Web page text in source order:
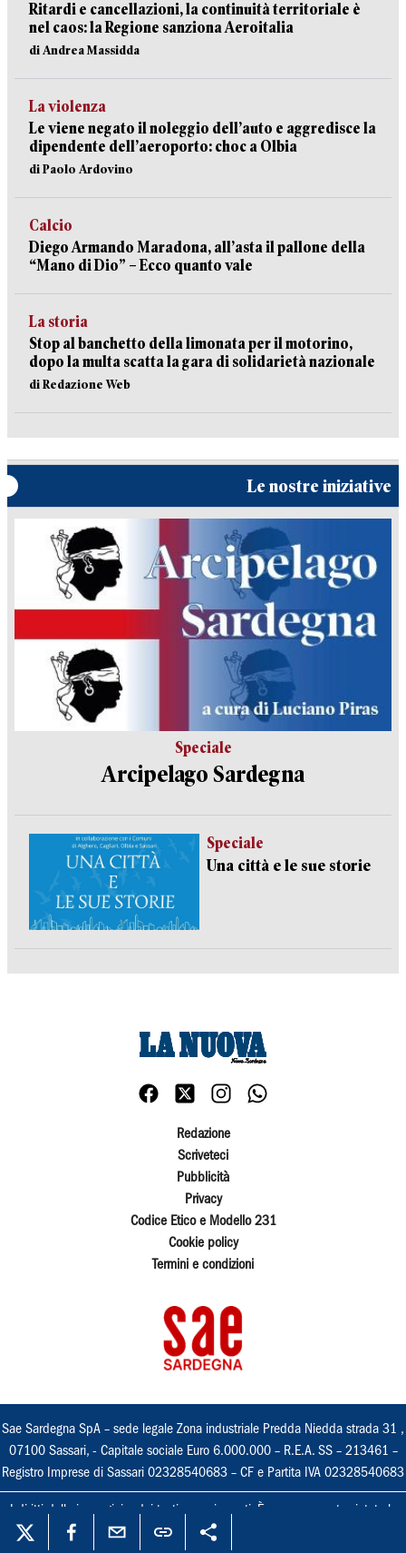
Ritardi e cancellazioni, la continuità territoriale è
nel caos: la Regione sanziona Aeroitalia
di Andrea Massidda
La violenza
Le viene negato il noleggio dell’auto e aggredisce la
dipendente dell’aeroporto: choc a Olbia
di Paolo Ardovino
Calcio
Diego Armando Maradona, all’asta il pallone della
“Mano di Dio” – Ecco quanto vale
La storia
Stop al banchetto della limonata per il motorino,
dopo la multa scatta la gara di solidarietà nazionale
di Redazione Web
Le nostre iniziative
Speciale
Arcipelago Sardegna
Speciale
Una città e le sue storie
Redazione
Scriveteci
Pubblicità
Privacy
Codice Etico e Modello 231
Cookie policy
Termini e condizioni
Sae Sardegna SpA – sede legale Zona industriale Predda Niedda strada 31 ,
07100 Sassari, - Capitale sociale Euro 6.000.000 – R.E.A. SS – 213461 –
Registro Imprese di Sassari 02328540683 – CF e Partita IVA 02328540683
I diritti delle immagini e dei testi sono riservati. È espressamente vietata la
loro riproduzione con qualsiasi mezzo e l'adattamento totale o parziale.